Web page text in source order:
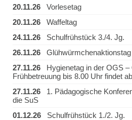
20.11.26 Vorlesetag
20.11.26 Waffeltag
24.11.26 Schulfrühstück 3./4. Jg.
26.11.26 Glühwürmchenaktionstag
27.11.26 Hygienetag in der OGS
Frühbetreuung bis 8.00 Uhr findet
27.11.26 1. Pädagogische
die SuS
01.12.26 Schulfrühstück 1./2. Jg.